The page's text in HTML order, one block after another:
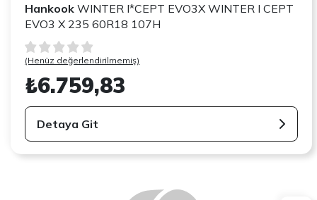
Hankook WINTER I*CEPT EVO3X WINTER I CEPT
EVO3 X 235 60R18 107H
(Henüz değerlendirilmemiş)
₺6.759,83
Detaya Git